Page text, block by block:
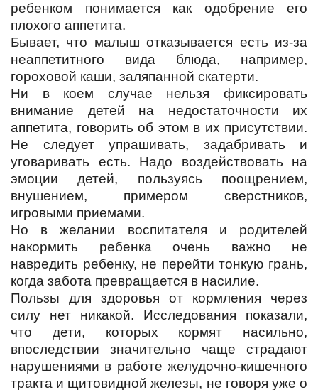
ребенком понимается как одобрение его
плохого аппетита.
Бывает, что малыш отказывается есть из-за
неаппетитного вида блюда, например,
гороховой каши, заляпанной скатерти.
Ни в коем случае нельзя фиксировать
внимание детей на недостаточности их
аппетита, говорить об этом в их присутствии.
Не следует упрашивать, задабривать и
уговаривать есть. Надо воздействовать на
эмоции детей, пользуясь поощрением,
внушением, примером сверстников,
игровыми приемами.
Но в желании воспитателя и родителей
накормить ребенка очень важно не
навредить ребенку, не перейти тонкую грань,
когда забота превращается в насилие.
Пользы для здоровья от кормления через
силу нет никакой. Исследования показали,
что дети, которых кормят насильно,
впоследствии значительно чаще страдают
нарушениями в работе желудочно-кишечного
тракта и щитовидной железы, не говоря уже о